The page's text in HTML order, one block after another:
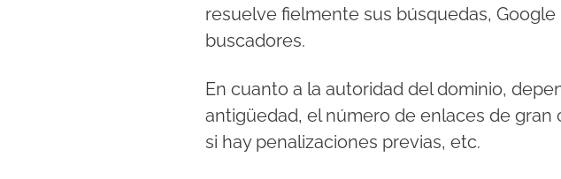
resuelve fielmente sus búsquedas,
buscadores.
En cuanto a la autoridad del dominio,
antigüedad, el número de enlaces de gran
si hay penalizaciones previas, etc.